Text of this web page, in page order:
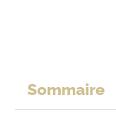
Sommaire